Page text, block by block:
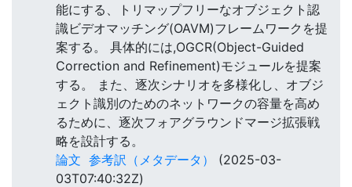
能にする、トリマップフリーなオブジェクト認
識ビデオマッチング(OAVM)フレームワークを提
案する。 具体的には,OGCR(Object-Guided
Correction and Refinement)モジュールを提案
する。 また、逐次シナリオを多様化し、オブジ
ェクト識別のためのネットワークの容量を高め
るために、逐次フォアグラウンドマージ拡張戦
略を設計する。
論文 参考訳（メタデータ）
(2025-03-
03T07:40:32Z)